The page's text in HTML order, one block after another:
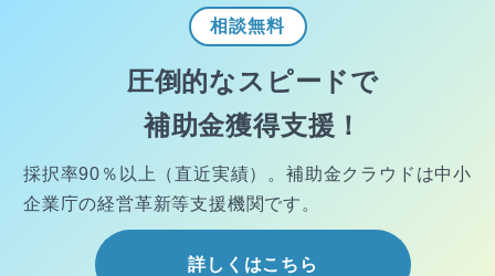
相談無料
圧倒的なスピードで
補助金獲得支援！
採択率90％以上（直近実績）。 補助金クラウドは中小
企業庁の経営革新等支援機関です。
詳しくはこちら